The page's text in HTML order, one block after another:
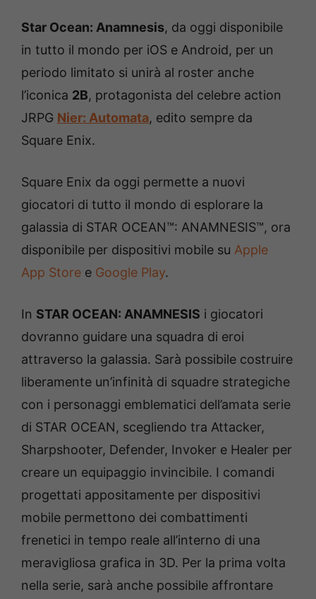
Star Ocean: Anamnesis, da oggi disponibile
in tutto il mondo per iOS e Android, per un
periodo limitato si unirà al roster anche
l’iconica 2B, protagonista del celebre action
JRPG Nier: Automata, edito sempre da
Square Enix.
Square Enix da oggi permette a nuovi
giocatori di tutto il mondo di esplorare la
galassia di STAR OCEAN™: ANAMNESIS™, ora
disponibile per dispositivi mobile su Apple
App Store e Google Play.
In STAR OCEAN: ANAMNESIS i giocatori
dovranno guidare una squadra di eroi
attraverso la galassia. Sarà possibile costruire
liberamente un’infinità di squadre strategiche
con i personaggi emblematici dell’amata serie
di STAR OCEAN, scegliendo tra Attacker,
Sharpshooter, Defender, Invoker e Healer per
creare un equipaggio invincibile. I comandi
progettati appositamente per dispositivi
mobile permettono dei combattimenti
frenetici in tempo reale all’interno di una
meravigliosa grafica in 3D. Per la prima volta
nella serie, sarà anche possibile affrontare